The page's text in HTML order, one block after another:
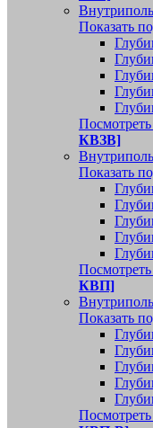
Показать
КВЗВ]
Показать
КВП]
Показать